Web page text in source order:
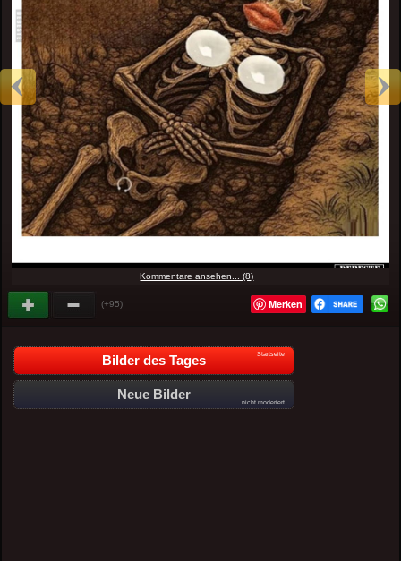
Kommentare ansehen... (8)
(+95) Merken
Bilder des Tages Startseite
Neue Bilder
nicht moderiert